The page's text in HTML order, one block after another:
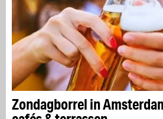
Zondagborrel in